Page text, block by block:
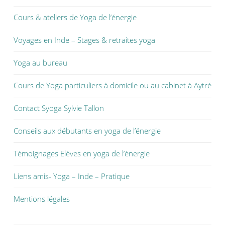
Cours & ateliers de Yoga de l’énergie
Voyages en Inde – Stages & retraites yoga
Yoga au bureau
Cours de Yoga particuliers à domicile ou au cabinet à Aytré
Contact Syoga Sylvie Tallon
Conseils aux débutants en yoga de l’énergie
Témoignages Elèves en yoga de l’énergie
Liens amis- Yoga – Inde – Pratique
Mentions légales